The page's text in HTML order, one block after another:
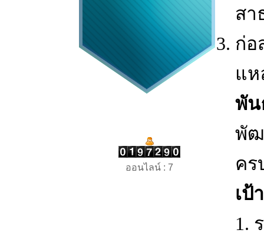
ออนไลน์ : 7
สา
ก่อ
แห
พัน
พัฒ
คร
เป้
1.